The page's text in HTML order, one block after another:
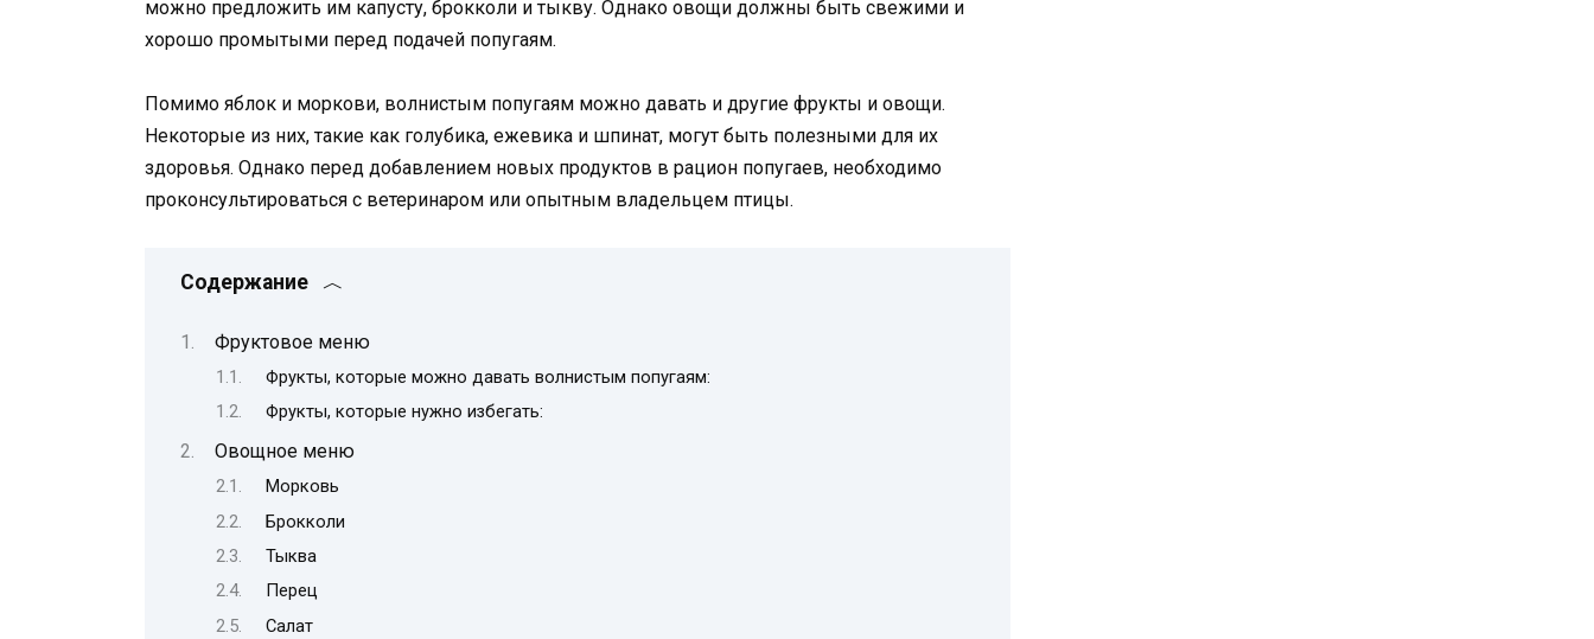
можно предложить им капусту, брокколи и тыкву. Однако овощи должны быть свежими и
хорошо промытыми перед подачей попугаям.
Помимо яблок и моркови, волнистым попугаям можно давать и другие фрукты и овощи.
Некоторые из них, такие как голубика, ежевика и шпинат, могут быть полезными для их
здоровья. Однако перед добавлением новых продуктов в рацион попугаев, необходимо
проконсультироваться с ветеринаром или опытным владельцем птицы.
Содержание
Фруктовое меню
Фрукты, которые можно давать волнистым попугаям:
Фрукты, которые нужно избегать:
Овощное меню
Морковь
Брокколи
Тыква
Перец
Салат